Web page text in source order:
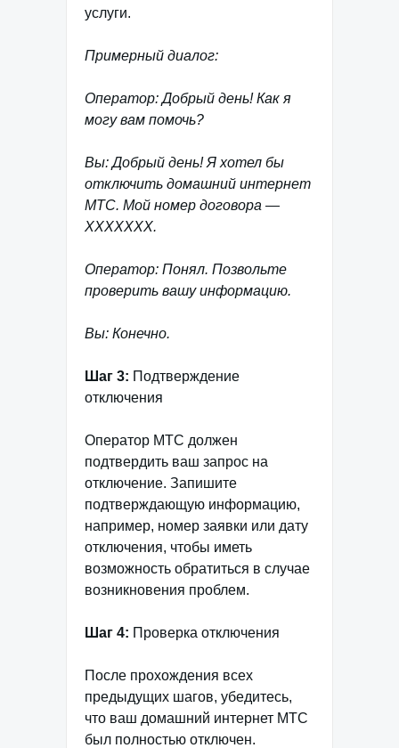
услуги.
Примерный диалог:
Оператор: Добрый день! Как я
могу вам помочь?
Вы: Добрый день! Я хотел бы
отключить домашний интернет
МТС. Мой номер договора —
XXXXXXX.
Оператор: Понял. Позвольте
проверить вашу информацию.
Вы: Конечно.
Шаг 3: Подтверждение
отключения
Оператор МТС должен
подтвердить ваш запрос на
отключение. Запишите
подтверждающую информацию,
например, номер заявки или дату
отключения, чтобы иметь
возможность обратиться в случае
возникновения проблем.
Шаг 4: Проверка отключения
После прохождения всех
предыдущих шагов, убедитесь,
что ваш домашний интернет МТС
был полностью отключен.